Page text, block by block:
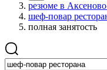
резюме в
шеф-повар
полная занятость